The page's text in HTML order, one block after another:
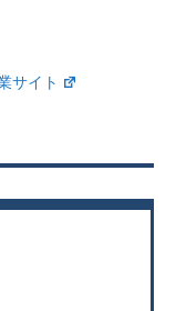
サイト